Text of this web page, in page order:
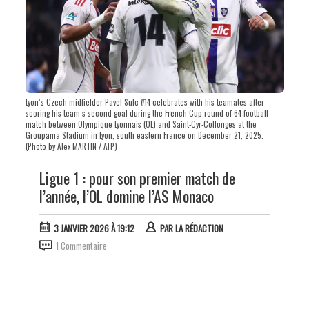
Lyon’s Czech midfielder Pavel Sulc #14 celebrates with his teamates after
scoring his team’s second goal during the French Cup round of 64 football
match between Olympique Lyonnais (OL) and Saint-Cyr-Collonges at the
Groupama Stadium in Lyon, south eastern France on December 21, 2025.
(Photo by Alex MARTIN / AFP)
Ligue 1 : pour son premier match de
l’année, l’OL domine l’AS Monaco
3 JANVIER 2026 À 19:12 PARLA RÉDACTION
1 Commentaire